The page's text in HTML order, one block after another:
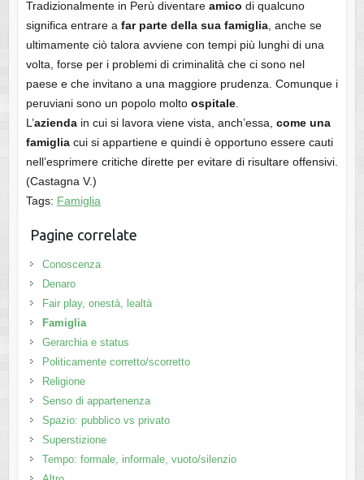
Tradizionalmente in Perù diventare amico di qualcuno
significa entrare a far parte della sua famiglia, anche se
ultimamente ciò talora avviene con tempi più lunghi di una
volta, forse per i problemi di criminalità che ci sono nel
paese e che invitano a una maggiore prudenza. Comunque i
peruviani sono un popolo molto ospitale.
L’aziendain cui si lavora viene vista, anch’essa, come una
famigliacui si appartiene e quindi è opportuno essere cauti
nell’esprimere critiche dirette per evitare di risultare offensivi.
(Castagna V.)
Tags: Famiglia
Pagine correlate
Conoscenza
Denaro
Fair play, onestà, lealtà
Famiglia
Gerarchia e status
Politicamente corretto/scorretto
Religione
Senso di appartenenza
Spazio: pubblico vs privato
Superstizione
Tempo: formale, informale, vuoto/silenzio